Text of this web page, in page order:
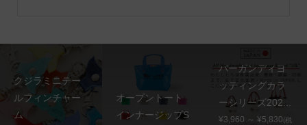
クジラミニテー
ルフィンチャー
ム
オープントート
インナージップS
バーガンディヨ
ッティングカラ
ーシリーズ202...
¥3,960 ～ ¥5,830(税